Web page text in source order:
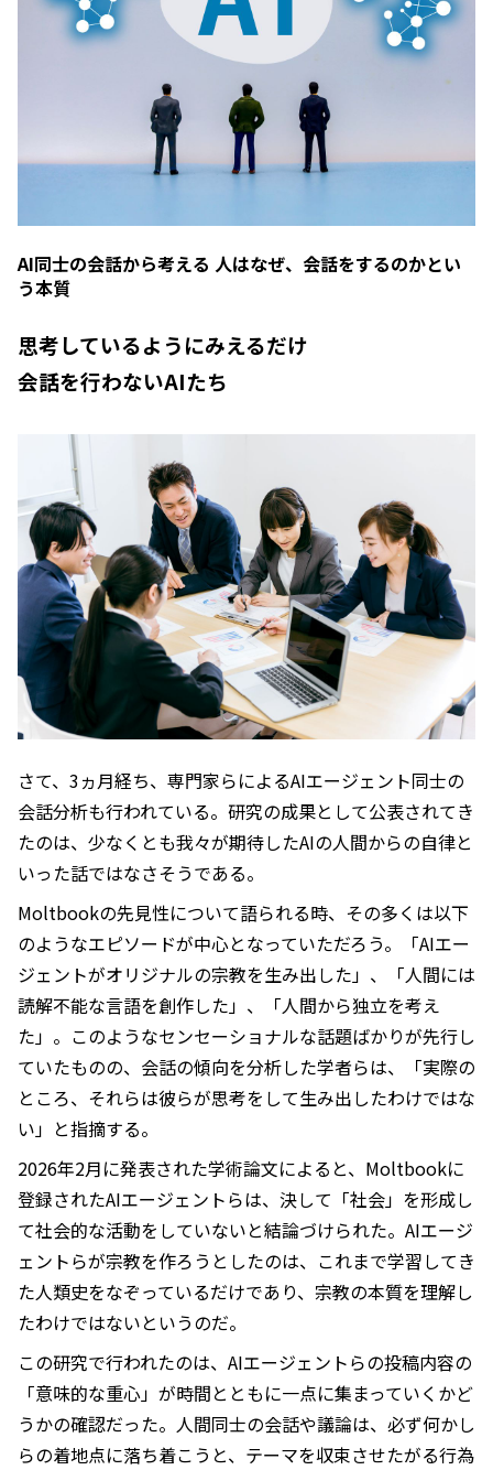
AI同士の会話から考える 人はなぜ、会話をするのかとい
う本質
思考しているようにみえるだけ
会話を行わないAIたち
さて、3ヵ月経ち、専門家らによるAIエージェント同士の
会話分析も行われている。研究の成果として公表されてき
たのは、少なくとも我々が期待したAIの人間からの自律と
いった話ではなさそうである。
Moltbookの先見性について語られる時、その多くは以下
のようなエピソードが中心となっていただろう。「AIエー
ジェントがオリジナルの宗教を生み出した」、「人間には
読解不能な言語を創作した」、「人間から独立を考え
た」。このようなセンセーショナルな話題ばかりが先行し
ていたものの、会話の傾向を分析した学者らは、「実際の
ところ、それらは彼らが思考をして生み出したわけではな
い」と指摘する。
2026年2月に発表された学術論文によると、Moltbookに
登録されたAIエージェントらは、決して「社会」を形成し
て社会的な活動をしていないと結論づけられた。AIエージ
ェントらが宗教を作ろうとしたのは、これまで学習してき
た人類史をなぞっているだけであり、宗教の本質を理解し
たわけではないというのだ。
この研究で行われたのは、AIエージェントらの投稿内容の
「意味的な重心」が時間とともに一点に集まっていくかど
うかの確認だった。人間同士の会話や議論は、必ず何かし
らの着地点に落ち着こうと、テーマを収束させたがる行為